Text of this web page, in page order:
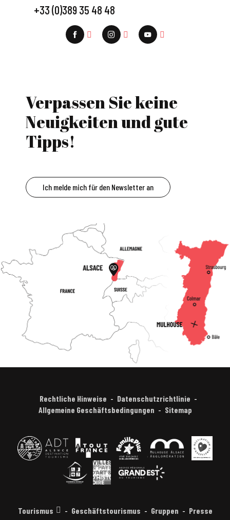
+33 (0)389 35 48 48
Verpassen Sie keine
Neuigkeiten und gute
Tipps!
Ich melde mich für den Newsletter an
Rechtliche Hinweise
Datenschutzrichtlinie
Allgemeine Geschäftsbedingungen
Sitemap
Tourismus Geschäftstourismus Gruppen Presse